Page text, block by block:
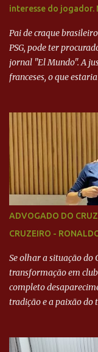
interesse do jogador.
Pai de craque
PSG, pode ter
jornal "El Mundo". A
franceses, o que
Neymar Pai nega
ADVOGADO DO
CRUZEIRO -
Se olhar a situação do
transformação em
completo
tradição e a paixão do
feito imediatamente